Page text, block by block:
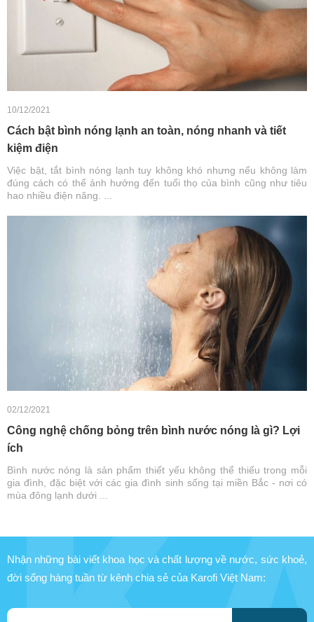
10/12/2021
Cách bật bình nóng lạnh an toàn, nóng nhanh và tiết
kiệm điện
Việc bật, tắt bình nóng lạnh tuy không khó nhưng nếu không làm
đúng cách có thể ảnh hưởng đến tuổi thọ của bình cũng như tiêu
hao nhiều điện năng. ...
02/12/2021
Công nghệ chống bỏng trên bình nước nóng là gì? Lợi
ích
Bình nước nóng là sản phẩm thiết yếu không thể thiếu trong mỗi
gia đình, đặc biệt với các gia đình sinh sống tại miền Bắc - nơi có
mùa đông lạnh dưới ...
Nhận những bài viết khoa học và chất lượng về nước, sức khoẻ,
đời sống hàng tuần từ kênh chia sẻ của Karofi Việt Nam: